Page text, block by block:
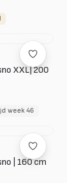
XXL| 200
week 46
| 160 cm